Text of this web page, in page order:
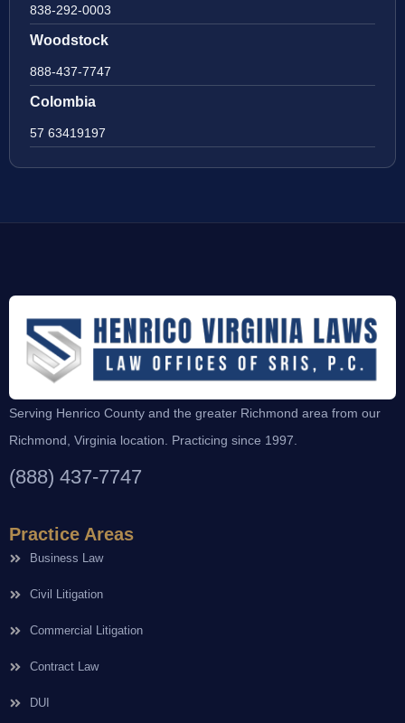
838-292-0003
Woodstock
888-437-7747
Colombia
57 63419197
Serving Henrico County and the greater Richmond area from our
Richmond, Virginia location. Practicing since 1997.
(888) 437-7747
Practice Areas
Business Law
Civil Litigation
Commercial Litigation
Contract Law
DUI